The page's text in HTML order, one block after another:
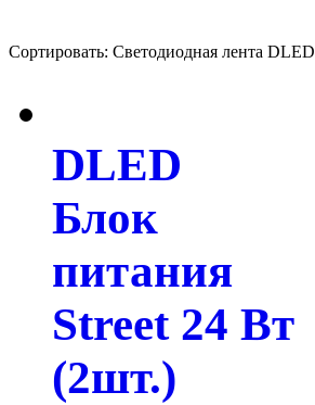
Сортировать: Светодиодная лента DLED
DLED
Блок
питания
Street 24 Вт
(2шт.)